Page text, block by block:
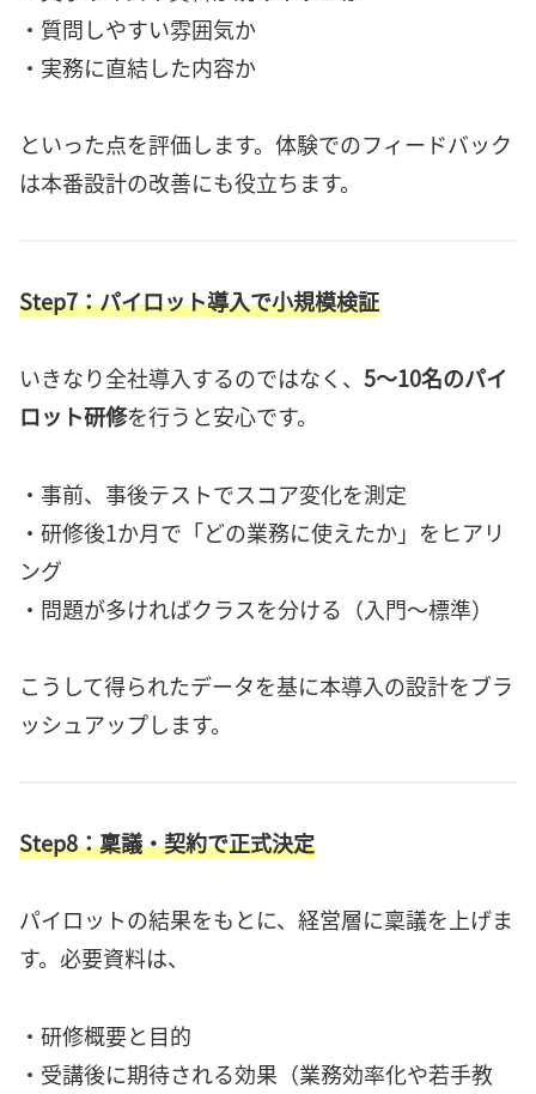
・質問しやすい雰囲気か
・実務に直結した内容か
といった点を評価します。体験でのフィードバック
は本番設計の改善にも役立ちます。
Step7：パイロット導入で小規模検証
いきなり全社導入するのではなく、 5〜10名のパイ
ロット研修を行うと安心です。
・事前、事後テストでスコア変化を測定
・研修後1か月で「どの業務に使えたか」をヒアリ
ング
・問題が多ければクラスを分ける（入門～標準）
こうして得られたデータを基に本導入の設計をブラ
ッシュアップします。
Step8：稟議・契約で正式決定
パイロットの結果をもとに、経営層に稟議を上げま
す。必要資料は、
・研修概要と目的
・受講後に期待される効果（業務効率化や若手教